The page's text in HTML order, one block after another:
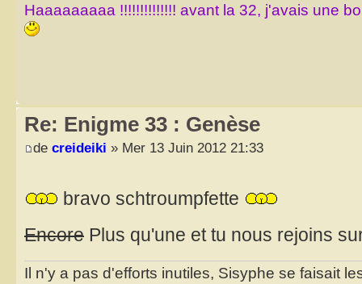
Haaaaaaaaa !!!!!!!!!!!!!! avant la 32, j'avais une
Re: Enigme 33 : Genèse
de creideiki » Mer 13 Juin 2012 21:33
bravo schtroumpfette
Encore Plus qu'une et tu nous rejoins
Il n'y a pas d'efforts inutiles, Sisyphe se faisait